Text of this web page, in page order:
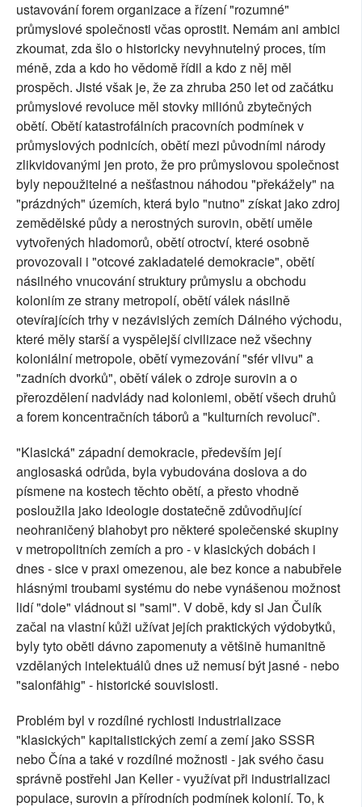
ustavování forem organizace a řízení "rozumné"
průmyslové společnosti včas oprostit. Nemám ani ambici
zkoumat, zda šlo o historicky nevyhnutelný proces, tím
méně, zda a kdo ho vědomě řídil a kdo z něj měl
prospěch. Jisté však je, že za zhruba 250 let od začátku
průmyslové revoluce měl stovky miliónů zbytečných
obětí. Obětí katastrofálních pracovních podmínek v
průmyslových podnicích, obětí mezi původními národy
zlikvidovanými jen proto, že pro průmyslovou společnost
byly nepoužitelné a nešťastnou náhodou "překážely" na
"prázdných" územích, která bylo "nutno" získat jako zdroj
zemědělské půdy a nerostných surovin, obětí uměle
vytvořených hladomorů, obětí otroctví, které osobně
provozovali i "otcové zakladatelé demokracie", obětí
násilného vnucování struktury průmyslu a obchodu
koloniím ze strany metropolí, obětí válek násilně
otevírajících trhy v nezávislých zemích Dálného východu,
které měly starší a vyspělejší civilizace než všechny
koloniální metropole, obětí vymezování "sfér vlivu" a
"zadních dvorků", obětí válek o zdroje surovin a o
přerozdělení nadvlády nad koloniemi, obětí všech druhů
a forem koncentračních táborů a "kulturních revolucí".
"Klasická" západní demokracie, především její
anglosaská odrůda, byla vybudována doslova a do
písmene na kostech těchto obětí, a přesto vhodně
posloužila jako ideologie dostatečně zdůvodňující
neohraničený blahobyt pro některé společenské skupiny
v metropolitních zemích a pro - v klasických dobách i
dnes - sice v praxi omezenou, ale bez konce a nabubřele
hlásnými troubami systému do nebe vynášenou možnost
lidí "dole" vládnout si "sami". V době, kdy si Jan Čulík
začal na vlastní kůži užívat jejích praktických výdobytků,
byly tyto oběti dávno zapomenuty a většině humanitně
vzdělaných intelektuálů dnes už nemusí být jasné - nebo
"salonfähig" - historické souvislosti.
Problém byl v rozdílné rychlosti industrializace
"klasických" kapitalistických zemí a zemí jako SSSR
nebo Čína a také v rozdílné možnosti - jak svého času
správně postřehl Jan Keller - využívat při industrializaci
populace, surovin a přírodních podmínek kolonií. To, k